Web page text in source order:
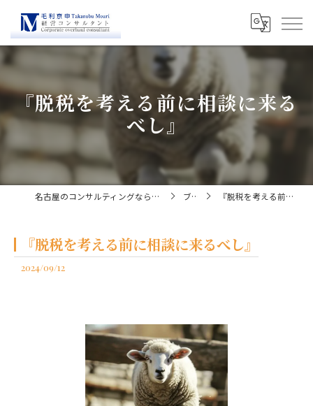
『脱税を考える前に相談に来る
べし』
名古屋のコンサルティングなら経営コンサルタント毛利京申 ブログ 『脱税を考える前に相談に来るべし』
『脱税を考える前に相談に来るべし』
2024/09/12